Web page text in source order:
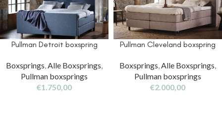
Pullman Detroit boxspring
Boxsprings,Alle Boxsprings,
Pullman boxsprings
€1.750,00
Pullman Cleveland boxspring
Boxsprings,Alle Boxsprings,
Pullman boxsprings
€2.000,00